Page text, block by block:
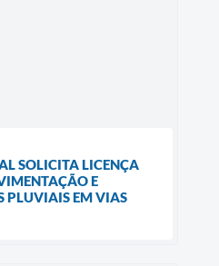
SOLICITA LICENÇA
E
PLUVIAIS EM VIAS